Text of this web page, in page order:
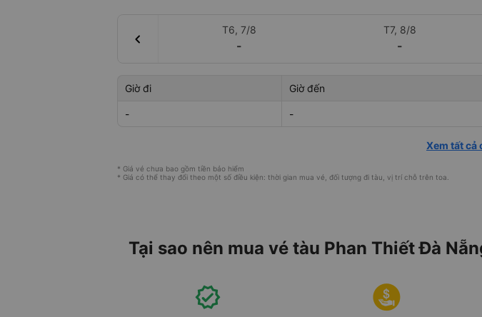
chevron_left
T6, 7/8
-
T7, 8/8
-
Giờ đi Giờ đến
- -
Xem tất cả
* Giá vé chưa bao gồm tiền bảo hiểm
* Giá có thể thay đổi theo một số điều kiện: thời gian mua vé, đối tượng đi tàu, vị trí chỗ trên toa.
Tại sao nên mua vé tàu Phan Thiết Đà